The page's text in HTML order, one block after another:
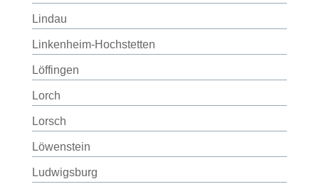
Lindau
Linkenheim-Hochstetten
Löffingen
Lorch
Lorsch
Löwenstein
Ludwigsburg